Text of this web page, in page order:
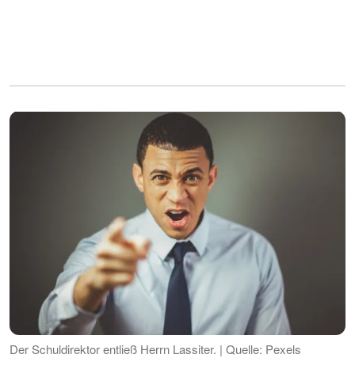
Der Schuldirektor entließ Herrn Lassiter. | Quelle: Pexels